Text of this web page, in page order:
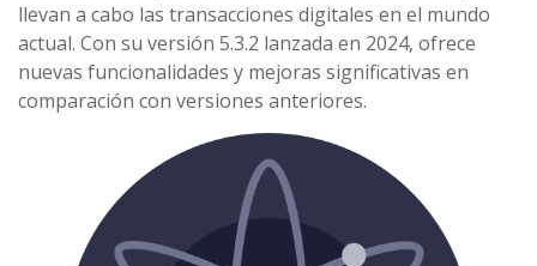
llevan a cabo las transacciones digitales en el mundo
actual. Con su versión 5.3.2 lanzada en 2024, ofrece
nuevas funcionalidades y mejoras significativas en
comparación con versiones anteriores.